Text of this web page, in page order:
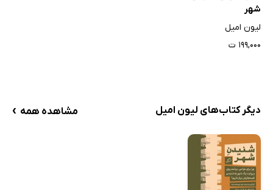
شهر
لیون امیل
۱۹۹,۰۰۰ ت
دیگر کتاب‌های لیون امیل مشاهده همه ›